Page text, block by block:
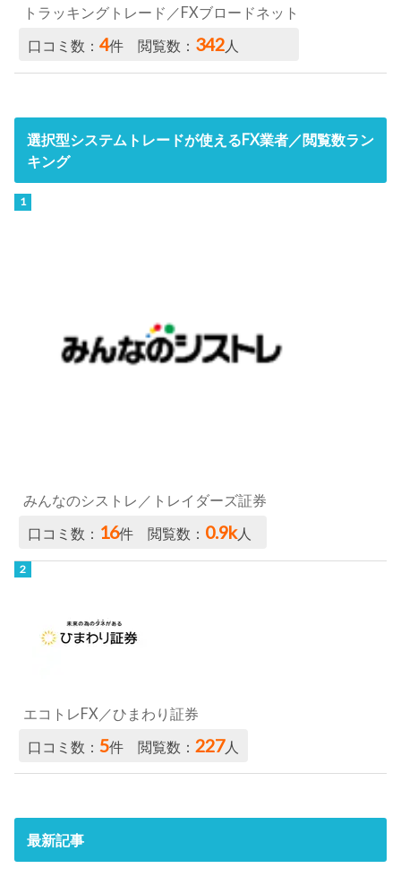
トラッキングトレード／FXブロードネット
口コミ数：4件 閲覧数： 342人
選択型システムトレードが使えるFX業者／閲覧数ラン
キング
みんなのシストレ／トレイダーズ証券
口コミ数： 16件 閲覧数： 0.9k人
エコトレFX／ひまわり証券
口コミ数：5件 閲覧数：227人
最新記事